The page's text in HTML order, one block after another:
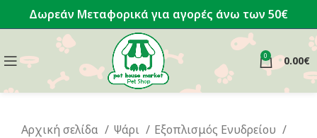
Δωρεάν Μεταφορικά για αγορές άνω των 50€
0 0.00€
Αρχική σελίδα Ψάρι
Εξοπλισμός Ενυδρείου